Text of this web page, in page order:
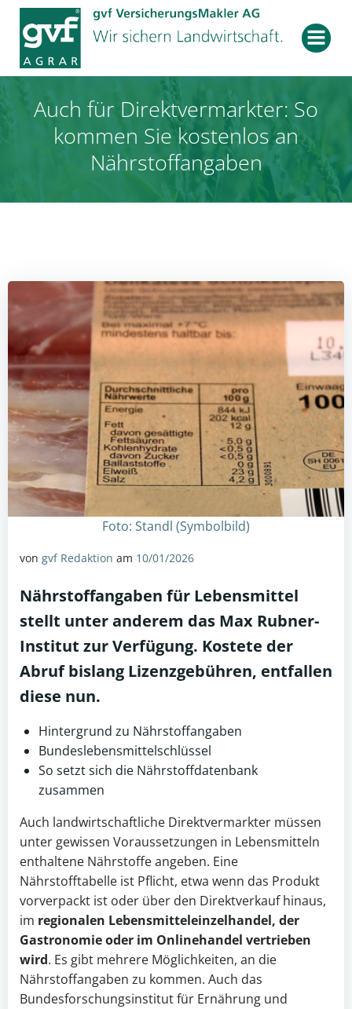
Zum
Inhalt
springen
Auch für Direktvermarkter: So
kommen Sie kostenlos an
Nährstoffangaben
Foto: Standl (Symbolbild)
von gvf Redaktion am 10/01/2026
Nährstoffangaben für Lebensmittel
stellt unter anderem das Max Rubner-
Institut zur Verfügung. Kostete der
Abruf bislang Lizenzgebühren, entfallen
diese nun.
Hintergrund zu Nährstoffangaben
Bundeslebensmittelschlüssel
So setzt sich die Nährstoffdatenbank
zusammen
Auch landwirtschaftliche Direktvermarkter müssen
unter gewissen Voraussetzungen in Lebensmitteln
enthaltene Nährstoffe angeben. Eine
Nährstofftabelle ist Pflicht, etwa wenn das Produkt
vorverpackt ist oder über den Direktverkauf hinaus,
im regionalen Lebensmitteleinzelhandel, der
Gastronomieoder im Onlinehandel vertrieben
wird. Es gibt mehrere Möglichkeiten, an die
Nährstoffangaben zu kommen. Auch das
Bundesforschungsinstitut für Ernährung und